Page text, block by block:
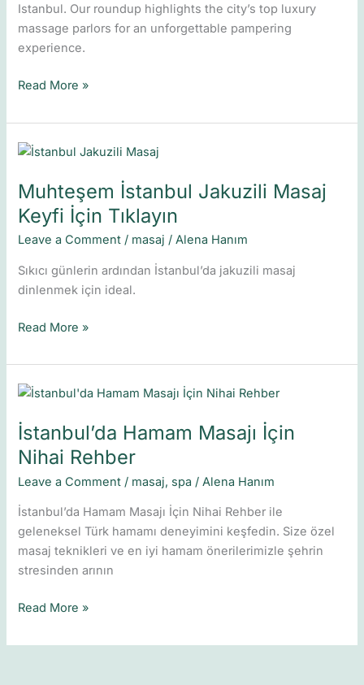
Istanbul. Our roundup highlights the city’s top luxury
massage parlors for an unforgettable pampering
experience.
Read More »
Muhteşem İstanbul Jakuzili Masaj
Keyfi İçin Tıklayın
Leave a Comment / masaj /Alena Hanım
Sıkıcı günlerin ardından İstanbul’da jakuzili masaj
dinlenmek için ideal.
Muhteşem
Jakuzili
Masaj
Keyfi
İçin
Tıklayın
Read More »
İstanbul’da Hamam Masajı İçin
Nihai Rehber
Leave a Comment / masaj, spa /Alena Hanım
İstanbul’da Hamam Masajı İçin Nihai Rehber ile
geleneksel Türk hamamı deneyimini keşfedin. Size özel
masaj teknikleri ve en iyi hamam önerilerimizle şehrin
stresinden arının
İstanbul’da
Masajı
İçin
Rehber
Read More »